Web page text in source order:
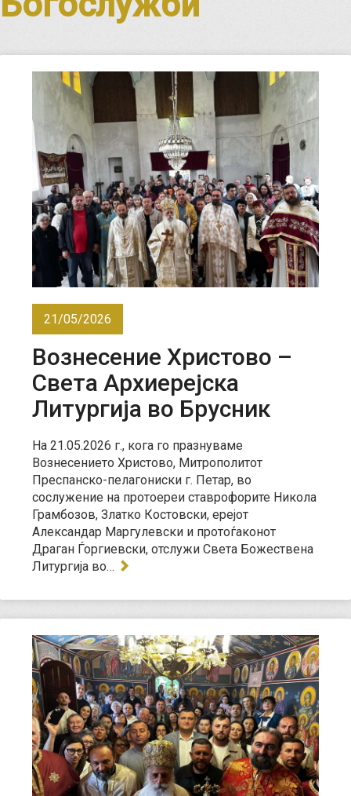
21/05/2026
Вознесение Христово –
Света Архиерејска
Литургија во Брусник
На 21.05.2026 г., кога го празнуваме
Вознесението Христово, Митрополитот
Преспанско-пелагониски г. Петар, во
сослужение на протоереи ставрофорите Никола
Грамбозов, Златко Костовски, ерејот
Александар Маргулевски и протоѓаконот
Драган Ѓоргиевски, отслужи Света Божествена
Литургија во…